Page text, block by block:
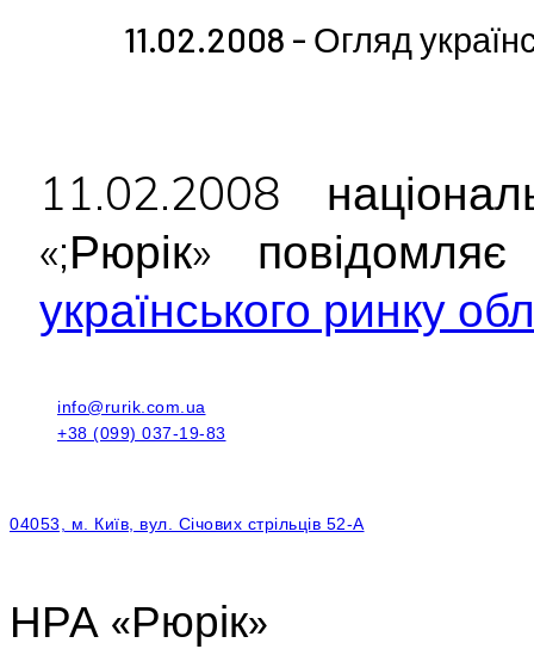
11.02.2008 - Огляд
11.02.2008
«;Рюрік»
українського ринку
info@rurik.com.ua
+38 (099) 037-19-83
04053, м. Київ, вул. Січових стрільців 52-А
НРА «Рюрік»